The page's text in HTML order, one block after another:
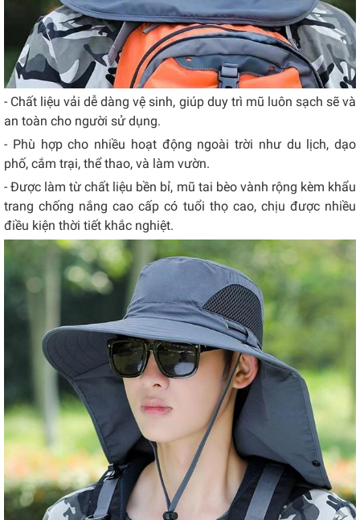
- Chất liệu vải dễ dàng vệ sinh, giúp duy trì mũ luôn sạch sẽ và
an toàn cho người sử dụng.
- Phù hợp cho nhiều hoạt động ngoài trời như du lịch, dạo
phố, cắm trại, thể thao, và làm vườn.
- Được làm từ chất liệu bền bỉ, mũ tai bèo vành rộng kèm khẩu
trang chống nắng cao cấp có tuổi thọ cao, chịu được nhiều
điều kiện thời tiết khắc nghiệt.